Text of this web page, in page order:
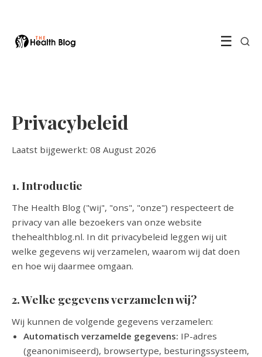
☰
Privacybeleid
Laatst bijgewerkt: 08 August 2026
1. Introductie
The Health Blog ("wij", "ons", "onze") respecteert de
privacy van alle bezoekers van onze website
thehealthblog.nl. In dit privacybeleid leggen wij uit
welke gegevens wij verzamelen, waarom wij dat doen
en hoe wij daarmee omgaan.
2. Welke gegevens verzamelen wij?
Wij kunnen de volgende gegevens verzamelen:
Automatisch verzamelde gegevens: IP-adres
(geanonimiseerd), browsertype, besturingssysteem,